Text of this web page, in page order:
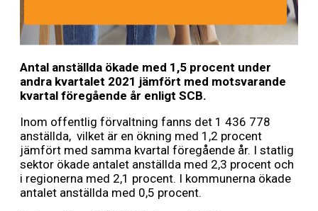
Antal anställda ökade med 1,5 procent under
andra kvartalet 2021 jämfört med motsvarande
kvartal föregående år enligt SCB.
Inom offentlig förvaltning fanns det 1 436 778
anställda, vilket är en ökning med 1,2 procent
jämfört med samma kvartal föregående år. I statlig
sektor ökade antalet anställda med 2,3 procent och
i regionerna med 2,1 procent. I kommunerna ökade
antalet anställda med 0,5 procent.